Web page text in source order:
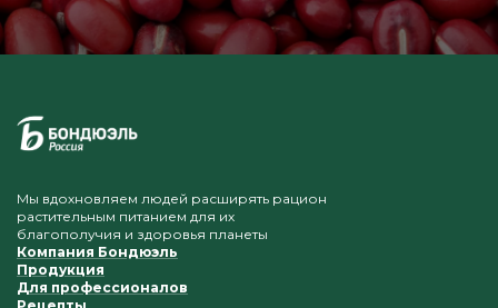
Мы вдохновляем людей расширять рацион
растительным питанием для их
благополучия и здоровья планеты
Компания Бондюэль
Продукция
Для профессионалов